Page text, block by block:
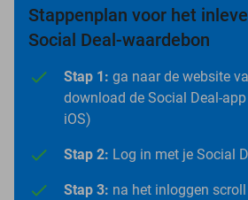
Stappenplan voor het
Social Deal-waardebon
Stap 1: ga naar de website
download de Social Deal-
iOS)
Stap 2: Log in met je Social
Stap 3: na het inloggen